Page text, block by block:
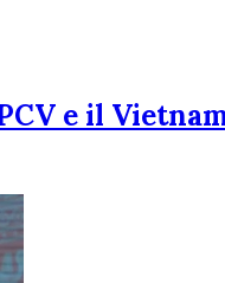
e il